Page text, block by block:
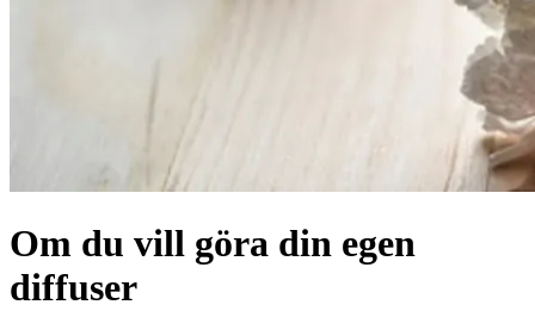
Om du vill göra din egen
diffuser